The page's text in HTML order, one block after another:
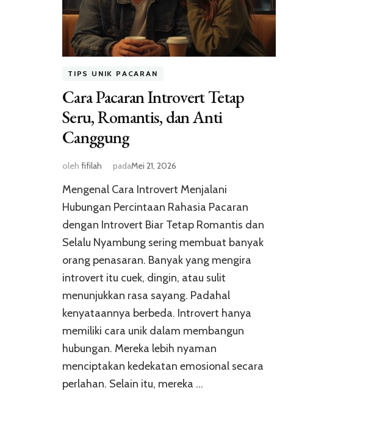
TIPS UNIK PACARAN
Cara Pacaran Introvert Tetap
Seru, Romantis, dan Anti
Canggung
oleh fifilah padaMei 21, 2026
Mengenal Cara Introvert Menjalani
Hubungan Percintaan Rahasia Pacaran
dengan Introvert Biar Tetap Romantis dan
Selalu Nyambung sering membuat banyak
orang penasaran. Banyak yang mengira
introvert itu cuek, dingin, atau sulit
menunjukkan rasa sayang. Padahal
kenyataannya berbeda. Introvert hanya
memiliki cara unik dalam membangun
hubungan. Mereka lebih nyaman
menciptakan kedekatan emosional secara
perlahan. Selain itu, mereka …